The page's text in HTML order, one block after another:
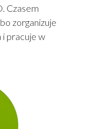
Czasem
zorganizuje
i pracuje w